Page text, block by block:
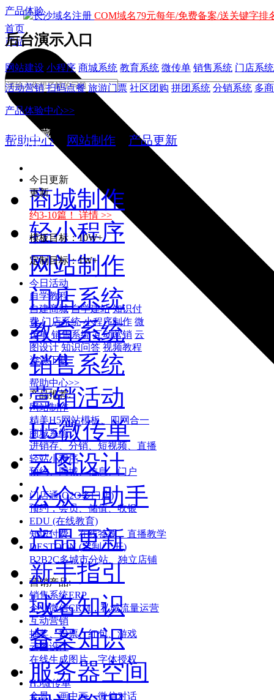
产品体验
后台演示入口
网站建设 小程序 商城系统 教育系统 微传单 销售系统 门店系统
活动营销 扫码点餐 旅游门票 社区团购 拼团系统 分销系统 多
产品体验中心>>
加入收藏
手机版
今日更新
更新
约3-10篇！ 详情 >>
模板目标：10W+
定制目标：1W+
今日活动
自学教程
自建商城 自学建站 知识付
费 门店系统 小程序制作 微
传单 销售系统 互动营销 云
图设计 知识问答 视频教程
资源下载
帮助中心>>
COM域名79元每年/免费备案/送关键字排
首页
产品
产品推荐:
网站制作
精美H5网站模板、四网合一
商城系统
进销存、分销、短视频、直播
轻站小程序
预约、同城、信息、门户
门店通(O2O多门店)
预约，会员、储值、收银
EDU (在线教育)
知识付费、在线答题、直播教学
DESTOON (定制/二开)
B2B2C多城市分站、独立店铺
营销产品:
销售系统ERP
企业微信CRM，私域流量运营
互动营销
抽奖、投票、红包、游戏
云图设计
在线生成图片、字体授权
H5微传单
全景、画中画、微信对话
帮助中心 网站制作 产品更新
商城制作
轻小程序
网站制作
门店系统
教育系统
销售系统
营销活动
H5微传单
云图设计
公众号助手
产品更新
新手指引
域名知识
备案知识
服务器空间